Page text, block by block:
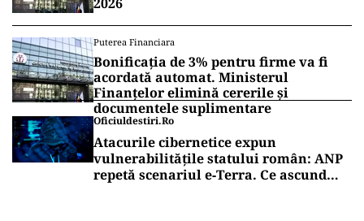
Puterea Financiara
Bonificația de 3% pentru firme va fi
acordată automat. Ministerul
Finanțelor elimină cererile și
documentele suplimentare
Oficiuldestiri.ro
Atacurile cibernetice expun
vulnerabilitățile statului român: ANP
repetă scenariul e‑Terra. Ce ascund